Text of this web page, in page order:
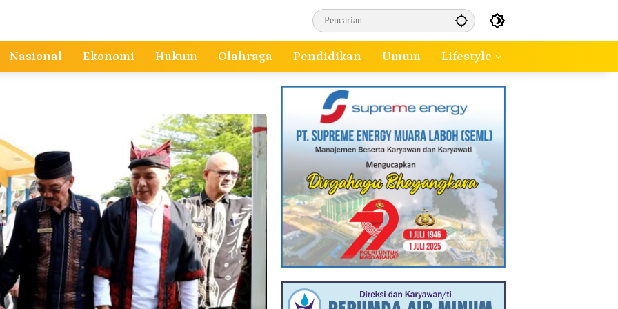
Nasional Ekonomi Hukum Olahraga Pendidikan Umum Lifestyle